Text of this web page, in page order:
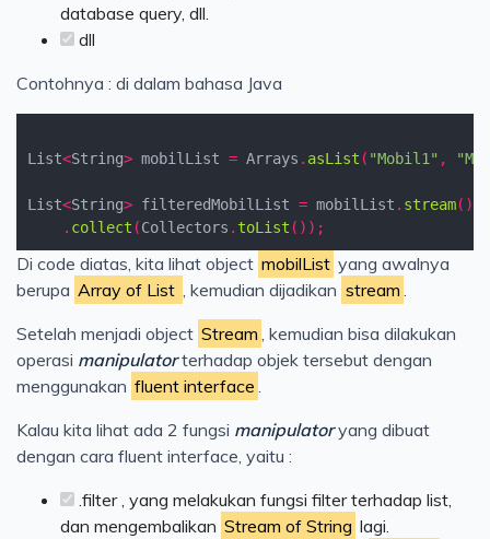
database query, dll.
dll
Contohnya : di dalam bahasa Java
List<String> mobilList = Arrays . asList ( "Mobil1" ,
List<String> filteredMobilList = mobilList . stream().
. collect (Collectors . toList ());
Di code diatas, kita lihat object mobilList yang awalnya
berupa Array of List , kemudian dijadikan stream
Setelah menjadi object Stream , kemudian bisa dilakukan
operasi manipulatorterhadap objek tersebut dengan
menggunakan fluent interface
Kalau kita lihat ada 2 fungsi manipulatoryang dibuat
dengan cara fluent interface, yaitu :
.filter , yang melakukan fungsi filter terhadap list,
dan mengembalikan Stream of String lagi.